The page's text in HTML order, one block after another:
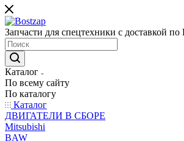
Запчасти для спецтехники с доставкой по
Каталог
По всему сайту
По каталогу
Каталог
ДВИГАТЕЛИ В СБОРЕ
Mitsubishi
BAW